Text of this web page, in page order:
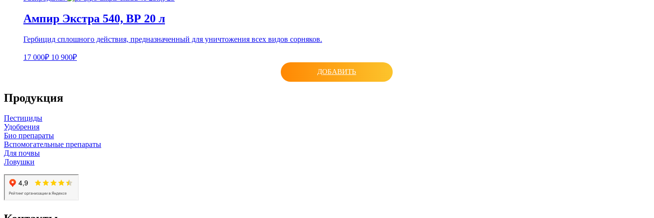
Ампир Экстра 540, ВР 20 л
Гербицид сплошного действия, предназначенный для уничтожения всех видов сорняков.
17 000₽ 10 900₽
ДОБАВИТЬ
Продукция
Пестициды
Удобрения
Био препараты
Вспомогательные препараты
Для почвы
Ловушки